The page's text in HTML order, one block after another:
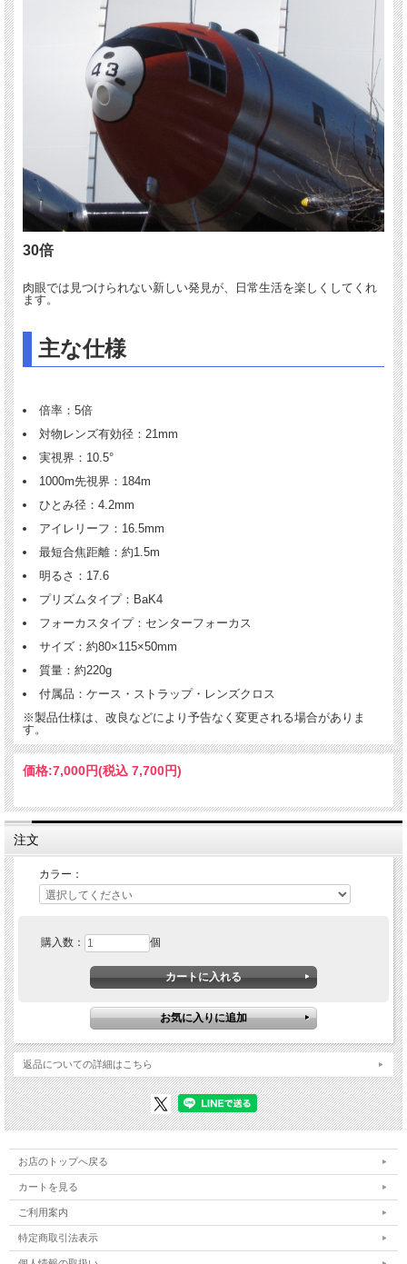
30倍
肉眼では見つけられない新しい発見が、日常生活を楽しくしてくれ
ます。
主な仕様
倍率：5倍
対物レンズ有効径：21mm
実視界：10.5°
1000m先視界：184m
ひとみ径：4.2mm
アイレリーフ：16.5mm
最短合焦距離：約1.5m
明るさ：17.6
プリズムタイプ：BaK4
フォーカスタイプ：センターフォーカス
サイズ：約80×115×50mm
質量：約220g
付属品：ケース・ストラップ・レンズクロス
※製品仕様は、改良などにより予告なく変更される場合がありま
す。
価格:7,000円(税込 7,700円)
注文
カラー：
購入数： 個
返品についての詳細はこちら
お店のトップへ戻る
カートを見る
ご利用案内
特定商取引法表示